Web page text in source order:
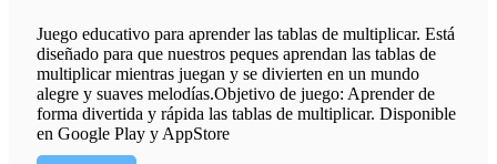
Juego educativo para aprender las tablas de multiplicar. Está
diseñado para que nuestros peques aprendan las tablas de
multiplicar mientras juegan y se divierten en un mundo
alegre y suaves melodías.Objetivo de juego: Aprender de
forma divertida y rápida las tablas de multiplicar. Disponible
en Google Play y AppStore